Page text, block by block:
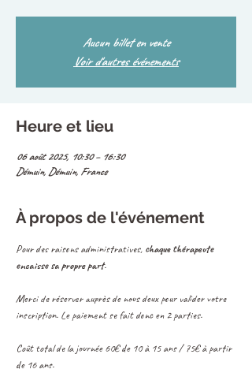
Aucun billet en vente
Voir d'autres événements
Heure et lieu
06 août 2025, 10:30 – 16:30
Démuin, Démuin, France
À propos de l'événement
Pour des raisons administratives, chaque thérapeute
encaisse sa propre part.
Merci de réserver auprès de nous deux pour valider votre
inscription. Le paiement se fait donc en 2 parties.
Coût total de la journée 60€ de 10 à 15 ans / 75€ à partir
de 16 ans.